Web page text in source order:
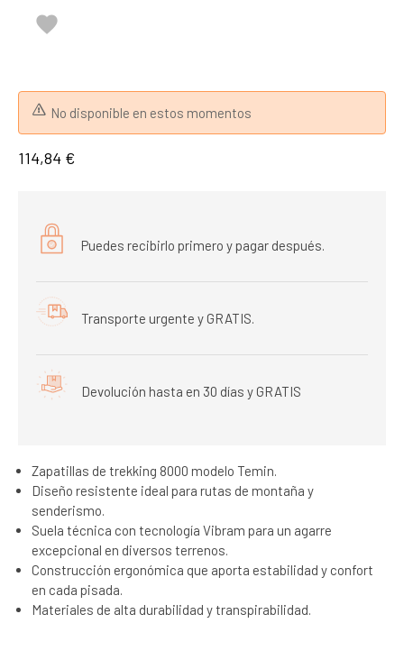

No disponible en estos momentos
114,84 €
Puedes recibirlo primero y pagar después.
Transporte urgente y GRATIS.
Devolución hasta en 30 días y GRATIS
Zapatillas de trekking 8000 modelo Temin.
Diseño resistente ideal para rutas de montaña y
senderismo.
Suela técnica con tecnología Vibram para un agarre
excepcional en diversos terrenos.
Construcción ergonómica que aporta estabilidad y confort
en cada pisada.
Materiales de alta durabilidad y transpirabilidad.